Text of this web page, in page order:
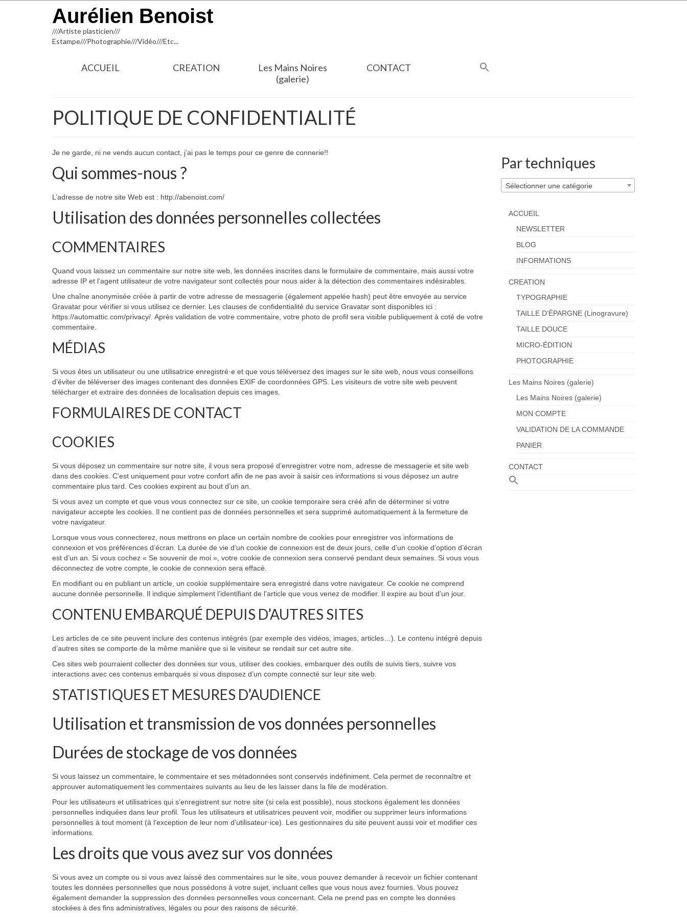
Aurélien Benoist
///Artiste plasticien///
Estampe///Photographie///Vidéo///Etc...
ACCUEIL CREATION
Les Mains Noires
(galerie)
CONTACT
POLITIQUE DE CONFIDENTIALITÉ
Je ne garde, ni ne vends aucun contact, j’ai pas le temps pour ce genre de connerie!!
Qui sommes-nous ?
L’adresse de notre site Web est : http://abenoist.com/
Utilisation des données personnelles collectées
COMMENTAIRES
Quand vous laissez un commentaire sur notre site web, les données inscrites dans le formulaire de commentaire, mais aussi votre
adresse IP et l’agent utilisateur de votre navigateur sont collectés pour nous aider à la détection des commentaires indésirables.
Une chaîne anonymisée créée à partir de votre adresse de messagerie (également appelée hash) peut être envoyée au service
Gravatar pour vérifier si vous utilisez ce dernier. Les clauses de confidentialité du service Gravatar sont disponibles ici :
https://automattic.com/privacy/. Après validation de votre commentaire, votre photo de profil sera visible publiquement à coté de votre
commentaire.
MÉDIAS
Si vous êtes un utilisateur ou une utilisatrice enregistré·e et que vous téléversez des images sur le site web, nous vous conseillons
d’éviter de téléverser des images contenant des données EXIF de coordonnées GPS. Les visiteurs de votre site web peuvent
télécharger et extraire des données de localisation depuis ces images.
FORMULAIRES DE CONTACT
COOKIES
Si vous déposez un commentaire sur notre site, il vous sera proposé d’enregistrer votre nom, adresse de messagerie et site web
dans des cookies. C’est uniquement pour votre confort afin de ne pas avoir à saisir ces informations si vous déposez un autre
commentaire plus tard. Ces cookies expirent au bout d’un an.
Si vous avez un compte et que vous vous connectez sur ce site, un cookie temporaire sera créé afin de déterminer si votre
navigateur accepte les cookies. Il ne contient pas de données personnelles et sera supprimé automatiquement à la fermeture de
votre navigateur.
Lorsque vous vous connecterez, nous mettrons en place un certain nombre de cookies pour enregistrer vos informations de
connexion et vos préférences d’écran. La durée de vie d’un cookie de connexion est de deux jours, celle d’un cookie d’option d’écran
est d’un an. Si vous cochez « Se souvenir de moi », votre cookie de connexion sera conservé pendant deux semaines. Si vous vous
déconnectez de votre compte, le cookie de connexion sera effacé.
En modifiant ou en publiant un article, un cookie supplémentaire sera enregistré dans votre navigateur. Ce cookie ne comprend
aucune donnée personnelle. Il indique simplement l’identifiant de l’article que vous venez de modifier. Il expire au bout d’un jour.
CONTENU EMBARQUÉ DEPUIS D’AUTRES SITES
Les articles de ce site peuvent inclure des contenus intégrés (par exemple des vidéos, images, articles…). Le contenu intégré depuis
d’autres sites se comporte de la même manière que si le visiteur se rendait sur cet autre site.
Ces sites web pourraient collecter des données sur vous, utiliser des cookies, embarquer des outils de suivis tiers, suivre vos
interactions avec ces contenus embarqués si vous disposez d’un compte connecté sur leur site web.
STATISTIQUES ET MESURES D’AUDIENCE
Utilisation et transmission de vos données personnelles
Durées de stockage de vos données
Si vous laissez un commentaire, le commentaire et ses métadonnées sont conservés indéfiniment. Cela permet de reconnaître et
approuver automatiquement les commentaires suivants au lieu de les laisser dans la file de modération.
Pour les utilisateurs et utilisatrices qui s’enregistrent sur notre site (si cela est possible), nous stockons également les données
personnelles indiquées dans leur profil. Tous les utilisateurs et utilisatrices peuvent voir, modifier ou supprimer leurs informations
personnelles à tout moment (à l’exception de leur nom d’utilisateur·ice). Les gestionnaires du site peuvent aussi voir et modifier ces
informations.
Les droits que vous avez sur vos données
Si vous avez un compte ou si vous avez laissé des commentaires sur le site, vous pouvez demander à recevoir un fichier contenant
toutes les données personnelles que nous possédons à votre sujet, incluant celles que vous nous avez fournies. Vous pouvez
également demander la suppression des données personnelles vous concernant. Cela ne prend pas en compte les données
stockées à des fins administratives, légales ou pour des raisons de sécurité.
Par techniques
Sélectionner une catégorie
ACCUEIL
NEWSLETTER
BLOG
INFORMATIONS
CREATION
TYPOGRAPHIE
TAILLE D’ÉPARGNE (Linogravure)
TAILLE DOUCE
MICRO-ÉDITION
PHOTOGRAPHIE
Les Mains Noires (galerie)
Les Mains Noires (galerie)
MON COMPTE
VALIDATION DE LA COMMANDE
PANIER
CONTACT